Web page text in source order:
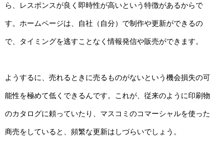
ら、レスポンスが良く即時性が高いという特徴があるからで
す。ホームページは、自社（自分）で制作や更新ができるの
で、タイミングを逃すことなく情報発信や販売ができます。
ようするに、売れるときに売るものがないという機会損失の可
能性を極めて低くできるんです。これが、従来のように印刷物
のカタログに頼っていたり、マスコミのコマーシャルを使った
商売をしていると、頻繁な更新はしづらいでしょう。